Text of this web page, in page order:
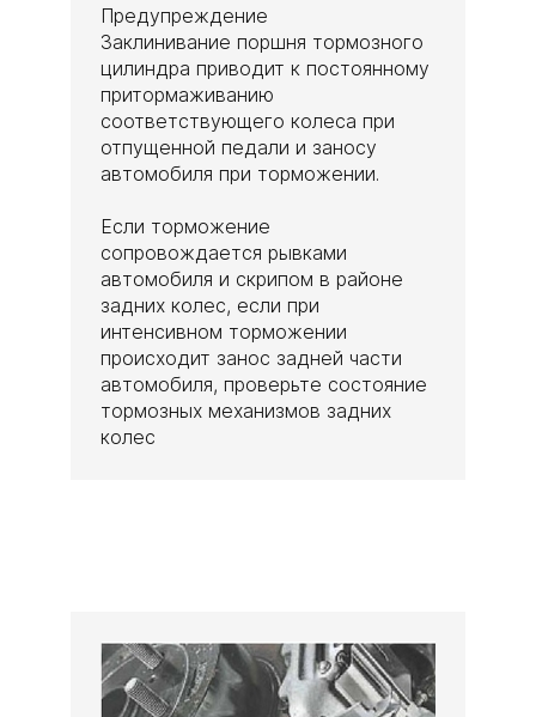
Предупреждение
Заклинивание поршня тормозного
цилиндра приводит к постоянному
притормаживанию
соответствующего колеса при
отпущенной педали и заносу
автомобиля при торможении.
Если торможение
сопровождается рывками
автомобиля и скрипом в районе
задних колес, если при
интенсивном торможении
происходит занос задней части
автомобиля, проверьте состояние
тормозных механизмов задних
колес